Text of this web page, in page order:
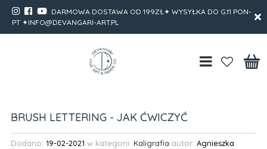
DARMOWA DOSTAWA OD 199ZŁ✦ WYSYŁKA DO G.11 PON-
PT ✦INFO@DEVANGARI-ART.PL
BRUSH LETTERING - JAK ĆWICZYĆ
Dodano: 19-02-2021 w kategorii: Kaligrafia autor: Agnieszka